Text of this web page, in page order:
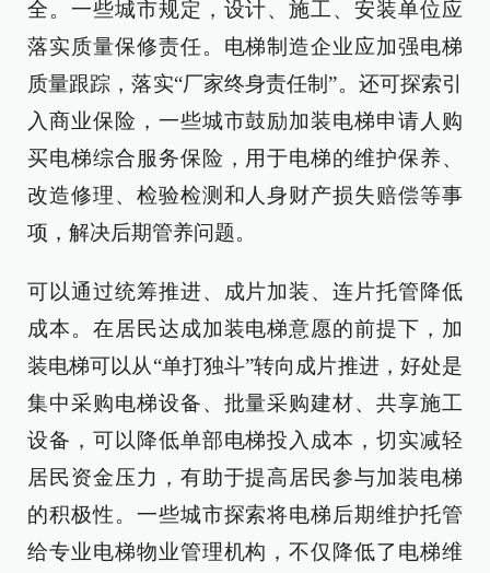
全。一些城市规定，设计、施工、安装单位应
落实质量保修责任。电梯制造企业应加强电梯
质量跟踪，落实“厂家终身责任制”。还可探索引
入商业保险，一些城市鼓励加装电梯申请人购
买电梯综合服务保险，用于电梯的维护保养、
改造修理、检验检测和人身财产损失赔偿等事
项，解决后期管养问题。
可以通过统筹推进、成片加装、连片托管降低
成本。在居民达成加装电梯意愿的前提下，加
装电梯可以从“单打独斗”转向成片推进，好处是
集中采购电梯设备、批量采购建材、共享施工
设备，可以降低单部电梯投入成本，切实减轻
居民资金压力，有助于提高居民参与加装电梯
的积极性。一些城市探索将电梯后期维护托管
给专业电梯物业管理机构，不仅降低了电梯维